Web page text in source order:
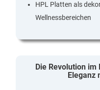
HPL Platten als
Wellnessbereichen
Die Revolution
Eleganz